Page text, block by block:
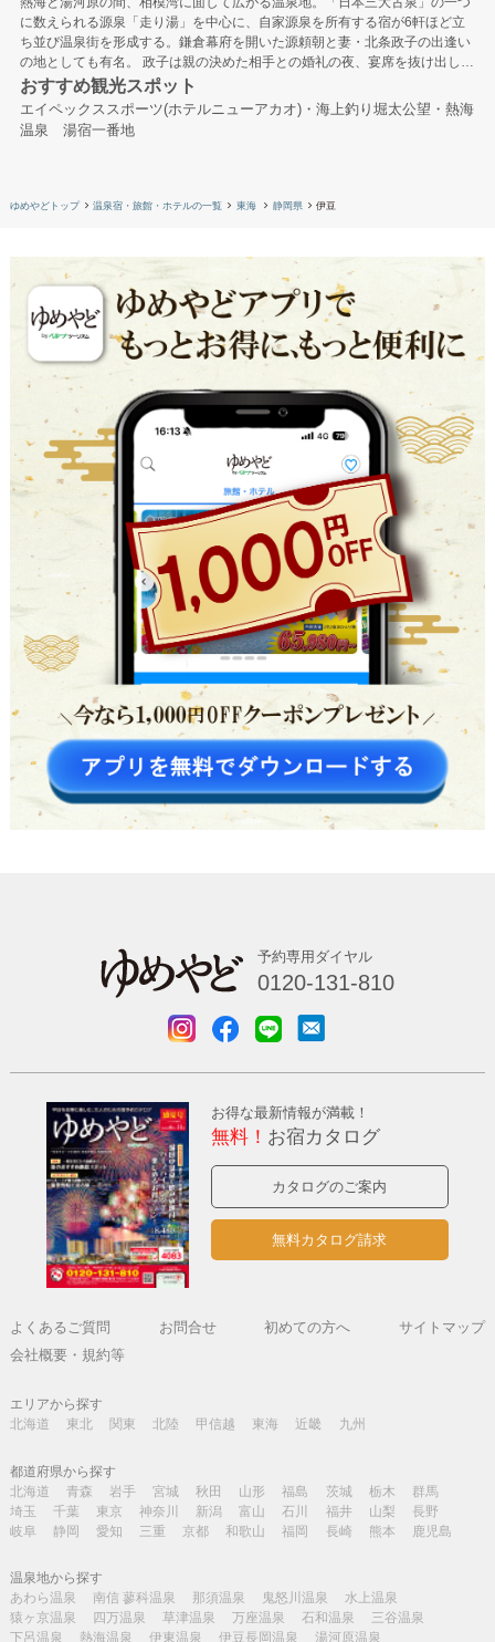
に数えられる源泉「走り湯」を中心に、自家源泉を所有する宿が6軒ほど立
ち並び温泉街を形成する。鎌倉幕府を開いた源頼朝と妻・北条政子の出逢い
の地としても有名。 政子は親の決めた相手との婚礼の夜、宴席を抜け出し想
いを寄せていた伊豆山の頼朝
おすすめ観光スポット
エイペックススポーツ(ホテルニューアカオ)・海上釣り堀太公望・熱海
温泉 湯宿一番地
ゆめやどトップ 温泉宿・旅館・ホテルの一覧 東海 静岡県 伊豆
予約専用ダイヤル
0120-131-810
お得な最新情報が満載！
無料！ お宿カタログ
カタログのご案内
無料カタログ請求
よくあるご質問 お問合せ 初めての方へ
サイトマップ
会社概要・規約等
エリアから探す
北海道
東北 関東 北陸 甲信越 東海 近畿 九州
都道府県から探す
北海道
青森 岩手 宮城 秋田 山形 福島 茨城 栃木
群馬
埼玉
千葉 東京 神奈川 新潟 富山 石川 福井 山梨
長野
岐阜
静岡 愛知 三重 京都 和歌山 福岡 長崎 熊本 鹿児島
温泉地から探す
あわら温泉
南信 蓼科温泉 那須温泉 鬼怒川温泉
水上温泉
猿ヶ京温泉
四万温泉 草津温泉 万座温泉 石和温泉
三谷温泉
下呂温泉
熱海温泉 伊東温泉 伊豆長岡温泉 湯河原温泉